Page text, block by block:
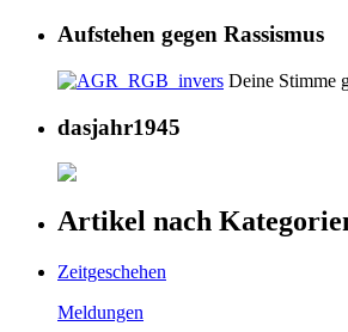
Aufstehen gegen Rassismus
Deine Stimme
dasjahr1945
Artikel nach
Zeitgeschehen
Meldungen